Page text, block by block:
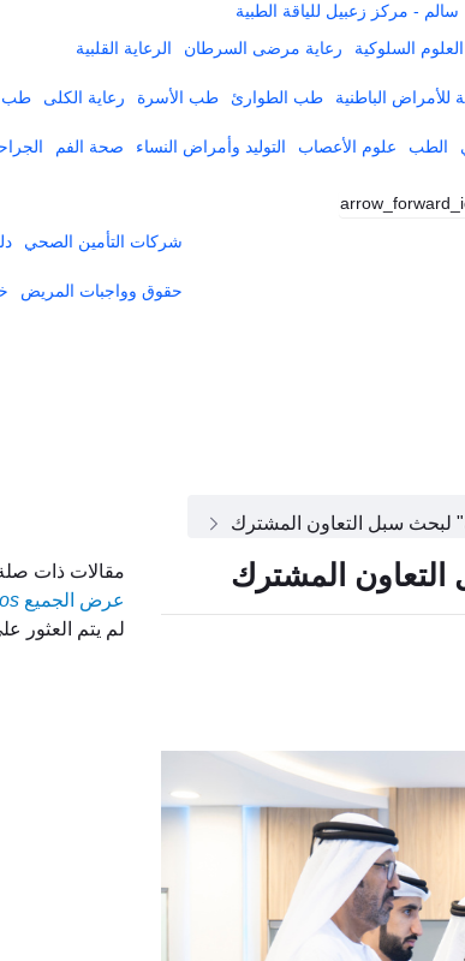
سالم - مركز زعبيل للياقة الطبية
العلوم السلوكية رعاية مرضى السرطان الرعاية القلبية
للأمراض الباطنية طب الطوارئ طب الأسرة رعاية الكلى طب
الطب علوم الأعصاب التوليد وأمراض النساء صحة الفم
شركات التأمين الصحي​
حقوق وواجبات المريض
لبحث سبل التعاون المشترك
المشترك
مقالات ذات
عرض الجميع
لم يتم العثور